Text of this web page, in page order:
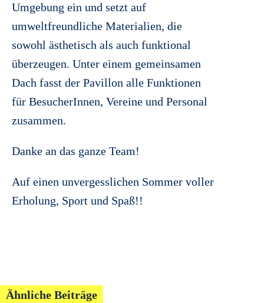
Umgebung ein und setzt auf
umweltfreundliche Materialien, die
sowohl ästhetisch als auch funktional
überzeugen. Unter einem gemeinsamen
Dach fasst der Pavillon alle Funktionen
für BesucherInnen, Vereine und Personal
zusammen.
Danke an das ganze Team!
Auf einen unvergesslichen Sommer voller
Erholung, Sport und Spaß!!
Ähnliche Beiträge